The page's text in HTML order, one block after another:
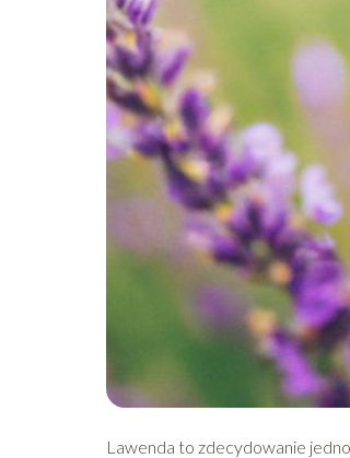
Lawenda to zdecydowanie